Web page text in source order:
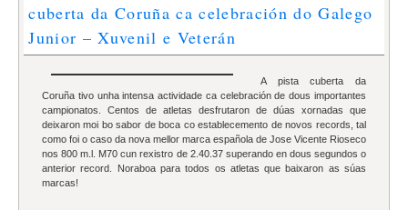
cuberta da Coruña ca celebración do Galego
Junior – Xuvenil e Veterán
A pista cuberta da
Coruña tivo unha intensa actividade ca celebración de dous importantes
campionatos. Centos de atletas desfrutaron de dúas xornadas que
deixaron moi bo sabor de boca co establecemento de novos records, tal
como foi o caso da nova mellor marca española de Jose Vicente Rioseco
nos 800 m.l. M70 cun rexistro de 2.40.37 superando en dous segundos o
anterior record. Noraboa para todos os atletas que baixaron as súas
marcas!